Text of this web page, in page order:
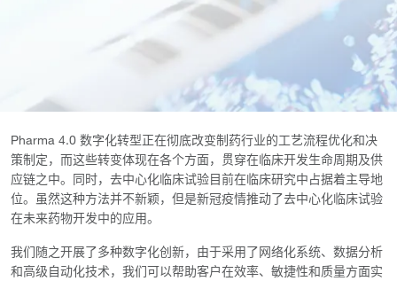
Pharma 4.0 数字化转型正在彻底改变制药行业的工艺流程优化和决
策制定，而这些转变体现在各个方面，贯穿在临床开发生命周期及供
应链之中。同时，去中心化临床试验目前在临床研究中占据着主导地
位。虽然这种方法并不新颖，但是新冠疫情推动了去中心化临床试验
在未来药物开发中的应用。
我们随之开展了多种数字化创新，由于采用了网络化系统、数据分析
和高级自动化技术，我们可以帮助客户在效率、敏捷性和质量方面实